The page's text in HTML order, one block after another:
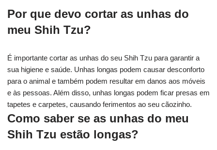
Por que devo cortar as unhas do
meu Shih Tzu?
É importante cortar as unhas do seu Shih Tzu para garantir a
sua higiene e saúde. Unhas longas podem causar desconforto
para o animal e também podem resultar em danos aos móveis
e às pessoas. Além disso, unhas longas podem ficar presas em
tapetes e carpetes, causando ferimentos ao seu cãozinho.
Como saber se as unhas do meu
Shih Tzu estão longas?